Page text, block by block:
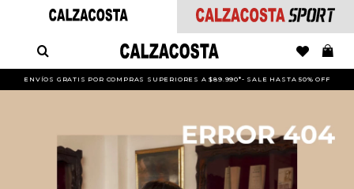
ENVÍOS GRATIS POR COMPRAS SUPERIORES A $89.990*- SALE HASTA 50% OFF